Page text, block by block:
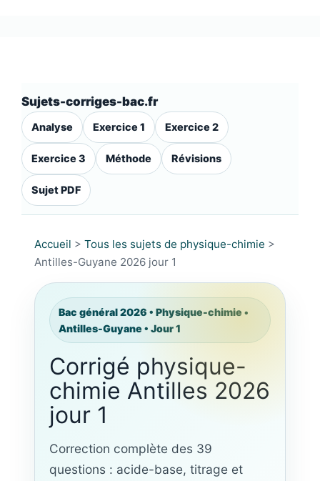
Sujets-corriges-bac.fr
Analyse Exercice 1 Exercice 2
Exercice 3 Méthode Révisions
Sujet PDF
Accueil > Tous les sujets de physique-chimie >
Antilles-Guyane 2026 jour 1
Bac général 2026 • Physique-chimie •
Antilles-Guyane • Jour 1
Corrigé physique-
chimie Antilles 2026
jour 1
Correction complète des 39
questions : acide-base, titrage et